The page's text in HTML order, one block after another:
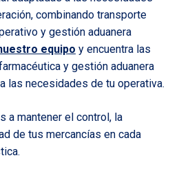
combinando transporte
y gestión aduanera
equipo y encuentra las
y gestión aduanera
las necesidades de tu operativa.
a mantener el control, la
de tus mercancías en cada